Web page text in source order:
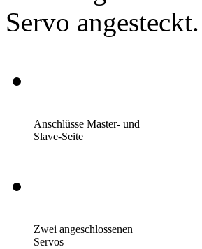
Servo angesteckt.
Anschlüsse Master- und
Slave-Seite
Zwei angeschlossenen
Servos